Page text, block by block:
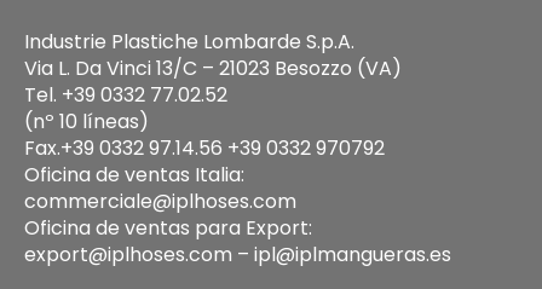
Industrie Plastiche Lombarde S.p.A.
Via L. Da Vinci 13/C – 21023 Besozzo (VA)
Tel. +39 0332 77.02.52
(nº 10 líneas)
Fax.+39 0332 97.14.56 +39 0332 970792
Oficina de ventas Italia:
commerciale@iplhoses.com
Oficina de ventas para Export:
export@iplhoses.com – ipl@iplmangueras.es